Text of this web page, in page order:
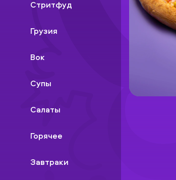
Стритфуд
Грузия
Вок
Супы
Салаты
Горячее
Завтраки